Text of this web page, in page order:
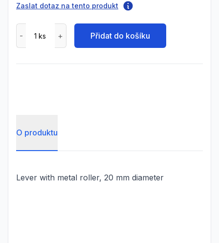
Zaslat dotaz na tento produkt
Přidat do košíku
O produktu
Lever with metal roller, 20 mm diameter